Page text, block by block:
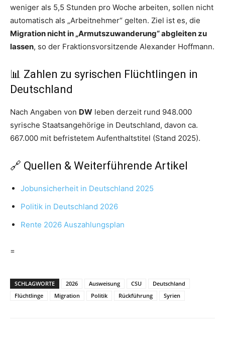
weniger als 5,5 Stunden pro Woche arbeiten, sollen nicht
automatisch als „Arbeitnehmer“ gelten. Ziel ist es, die
Migration nicht in „Armutszuwanderung“ abgleiten zu
lassen, so der Fraktionsvorsitzende Alexander Hoffmann.
📊 Zahlen zu syrischen Flüchtlingen in
Deutschland
Nach Angaben von DW leben derzeit rund 948.000
syrische Staatsangehörige in Deutschland, davon ca.
667.000 mit befristetem Aufenthaltstitel (Stand 2025).
🔗 Quellen & Weiterführende Artikel
Jobunsicherheit in Deutschland 2025
Politik in Deutschland 2026
Rente 2026 Auszahlungsplan
=
SCHLAGWORTE 2026 Ausweisung CSU
Deutschland
Flüchtlinge
Migration Politik Rückführung Syrien